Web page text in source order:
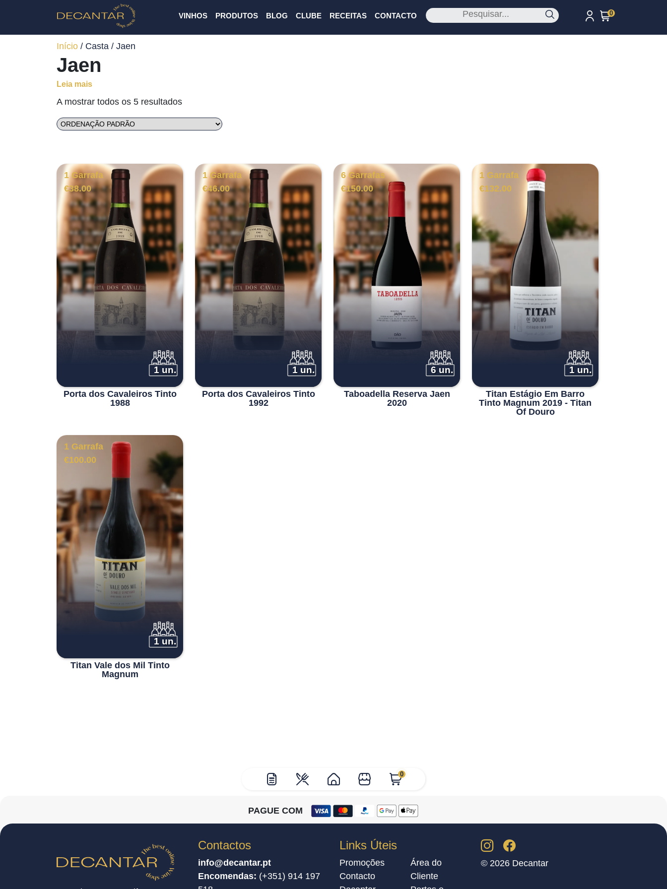
VINHOS PRODUTOS BLOG CLUBE RECEITAS CONTACTO 0
0
Início / Casta / Jaen
Jaen
Leia mais
A mostrar todos os 5 resultados
1 Garrafa
€38.00
1 un.
Porta dos Cavaleiros Tinto
1988
1 Garrafa
€46.00
1 un.
Porta dos Cavaleiros Tinto
1992
6 Garrafas
€150.00
6 un.
Taboadella Reserva Jaen
2020
1 Garrafa
€132.00
1 un.
Titan Estágio Em Barro
Tinto Magnum 2019 - Titan
Of Douro
1 Garrafa
€100.00
1 un.
Titan Vale dos Mil Tinto
Magnum
PAGUE COM
Contactos
info@decantar.pt
Encomendas: (+351) 914 197
Links Úteis
Promoções
Contacto
Área do
Cliente
© 2026 Decantar